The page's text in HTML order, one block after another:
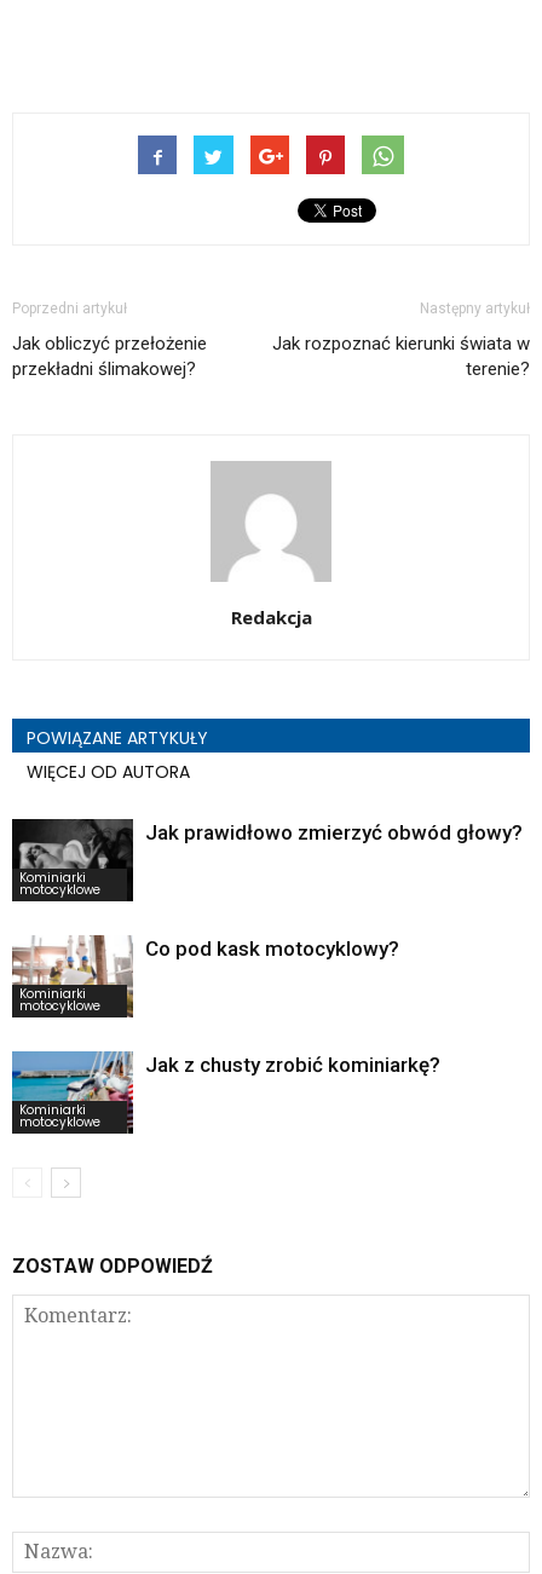
Poprzedni artykuł
Jak obliczyć przełożenie
przekładni ślimakowej?
Następny artykuł
Jak rozpoznać kierunki świata w
terenie?
Redakcja
POWIĄZANE ARTYKUŁY
WIĘCEJ OD AUTORA
Kominiarki
motocyklowe
Jak prawidłowo zmierzyć obwód głowy?
Kominiarki
motocyklowe
Co pod kask motocyklowy?
Kominiarki
motocyklowe
Jak z chusty zrobić kominiarkę?
ZOSTAW ODPOWIEDŹ